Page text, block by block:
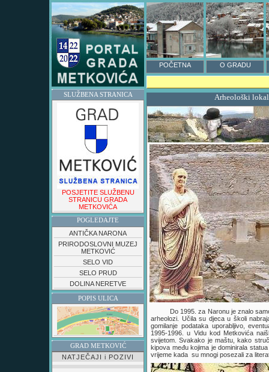
POČETNA O GRADU
SLUŽBENA STRANICA
POSJETITE SLUŽBENU
STRANICU GRADA
METKOVIĆA
POGLEDAJTE
ANTIČKA NARONA
PRIRODOSLOVNI MUZEJ
METKOVIĆ
SELO VID
SELO PRUD
DOLINA NERETVE
POPIS ULICA
GRAD METKOVIĆ
NATJEČAJI i POZIVI
Arheološki
Do 1995. za Naronu je znalo
arheolozi. Učila su djeca u školi
gomilanje podataka uporabljivo,
1995-1996. u Vidu kod Metkovića
svijetom. Svakako je maštu, kako
kipova među kojima je dominirala
vrijeme kada su mnogi posezali za